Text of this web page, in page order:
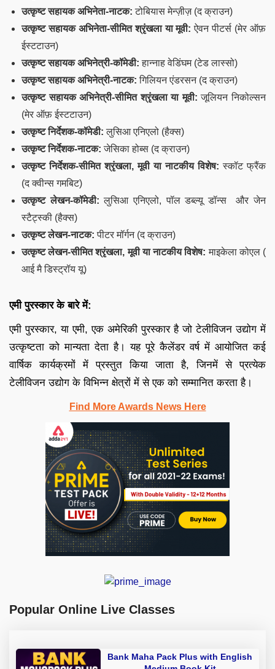
उत्कृष्ट सहायक अभिनेता-नाटक: टोबियास मेन्ज़ीज़ (द क्राउन)
उत्कृष्ट सहायक अभिनेता-सीमित श्रृंखला या मूवी: ऐवन पीटर्स (मेर ऑफ़
ईस्टटाउन)
उत्कृष्ट सहायक अभिनेत्री-कॉमेडी: हान्नाह वेडिंघम (टेड लास्सो)
उत्कृष्ट सहायक अभिनेत्री-नाटक: गिलियन एंडरसन (द क्राउन)
उत्कृष्ट सहायक अभिनेत्री-सीमित श्रृंखला या मूवी:जूलियन निकोल्सन
(मेर ऑफ़ ईस्टटाउन)
उत्कृष्ट निर्देशक-कॉमेडी: लुसिआ एनिएलो (हैक्स)
उत्कृष्ट निर्देशक-नाटक:जेसिका होब्स (द क्राउन)
उत्कृष्ट निर्देशक-सीमित श्रृंखला, मूवी या नाटकीय विशेष: स्कॉट फ्रैंक
(द क्वीन्स गमबिट)
उत्कृष्ट लेखन-कॉमेडी: लुसिआ एनिएलो, पॉल डब्ल्यू डॉन्स और जेन
स्टैट्स्की (हैक्स)
उत्कृष्ट लेखन-नाटक: पीटर मॉर्गन (द क्राउन)
उत्कृष्ट लेखन-सीमित श्रृंखला, मूवी या नाटकीय विशेष: माइकेला कोएल (
आई मै डिस्ट्रॉय यू)
एमी पुरस्कार के बारे में:
एमी पुरस्कार, या एमी, एक अमेरिकी पुरस्कार है जो टेलीविजन उद्योग में
उत्कृष्टता को मान्यता देता है। यह पूरे कैलेंडर वर्ष में आयोजित कई
वार्षिक कार्यक्रमों में प्रस्तुत किया जाता है, जिनमें से प्रत्येक
टेलीविजन उद्योग के विभिन्न क्षेत्रों में से एक को सम्मानित करता है।
Find More Awards News Here
Popular Online Live Classes
Bank Maha Pack Plus with English